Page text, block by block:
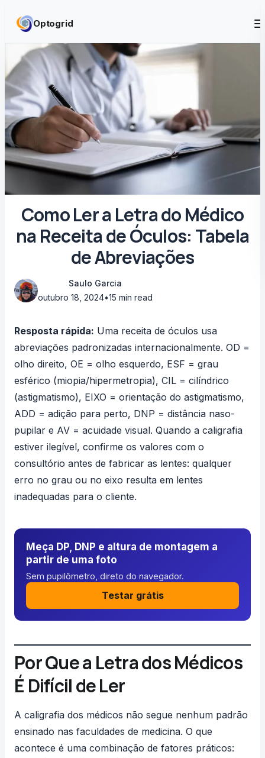
Optogrid
Como Ler a Letra do Médico
na Receita de Óculos: Tabela
de Abreviações
Saulo Garcia
outubro 18, 2024•15 min read
Resposta rápida: Uma receita de óculos usa
abreviações padronizadas internacionalmente. OD =
olho direito, OE = olho esquerdo, ESF = grau
esférico (miopia/hipermetropia), CIL = cilíndrico
(astigmatismo), EIXO = orientação do astigmatismo,
ADD = adição para perto, DNP = distância naso-
pupilar e AV = acuidade visual. Quando a caligrafia
estiver ilegível, confirme os valores com o
consultório antes de fabricar as lentes: qualquer
erro no grau ou no eixo resulta em lentes
inadequadas para o cliente.
Meça DP, DNP e altura de montagem a
partir de uma foto
Sem pupilômetro, direto do navegador.
Testar grátis
Por Que a Letra dos Médicos
É Difícil de Ler
A caligrafia dos médicos não segue nenhum padrão
ensinado nas faculdades de medicina. O que
acontece é uma combinação de fatores práticos: